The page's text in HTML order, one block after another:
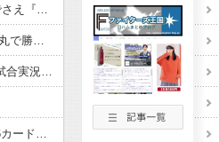
WBC井端監督、選手との会話なかった「大谷でさえ『マジで笑わなくね？』と言うほど」
日本ハム、鬼門・福岡で今季初勝利！チーム一丸で勝利もぎとる
ソフトバンクVS日本ハム 細野 晴希が先発 試合実況 inみずほpaypayドーム 18:00〜
日本ハム、自力V消滅 対ソフトバンクに開幕6カード連続負け越しの屈辱